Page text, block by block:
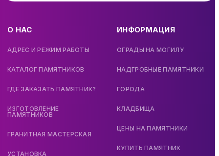
О НАС
АДРЕС И РЕЖИМ РАБОТЫ
КАТАЛОГ ПАМЯТНИКОВ
ГДЕ ЗАКАЗАТЬ ПАМЯТНИК?
ИЗГОТОВЛЕНИЕ
ПАМЯТНИКОВ
ГРАНИТНАЯ МАСТЕРСКАЯ
УСТАНОВКА
ИНФОРМАЦИЯ
ОГРАДЫ НА МОГИЛУ
НАДГРОБНЫЕ ПАМЯТНИКИ
ГОРОДА
КЛАДБИЩА
ЦЕНЫ НА ПАМЯТНИКИ
КУПИТЬ ПАМЯТНИК